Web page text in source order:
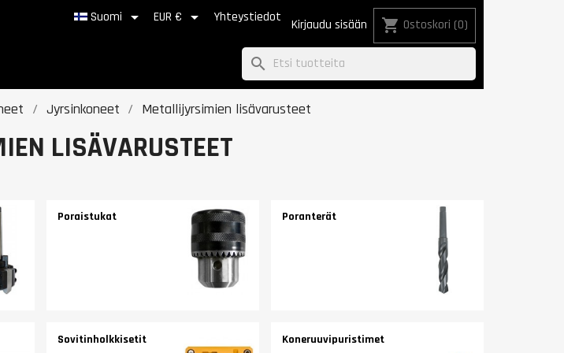
Suomi  EUR €  Yhteystiedot Kirjaudu sisään shopping_cart Ostoskori (0)
search
Jyrsinkoneet Metallijyrsimien lisävarusteet
LISÄVARUSTEET
Poraistukat Poranterät
Sovitinholkkisetit Koneruuvipuristimet